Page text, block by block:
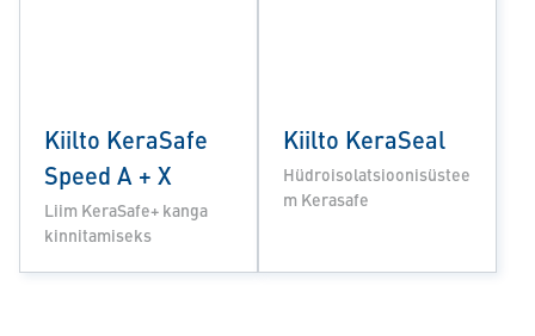
Kiilto KeraSafe
Speed A + X
Liim KeraSafe+ kanga
kinnitamiseks
Kiilto KeraSeal
Hüdroisolatsioonisüstee
m Kerasafe